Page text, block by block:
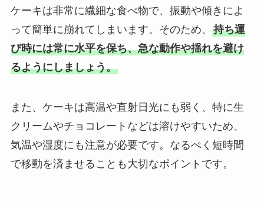
ケーキは非常に繊細な食べ物で、振動や傾きによ
って簡単に崩れてしまいます。そのため、 持ち運
び時には常に水平を保ち、急な動作や揺れを避け
るようにしましょう。
また、ケーキは高温や直射日光にも弱く、特に生
クリームやチョコレートなどは溶けやすいため、
気温や湿度にも注意が必要です。なるべく短時間
で移動を済ませることも大切なポイントです。